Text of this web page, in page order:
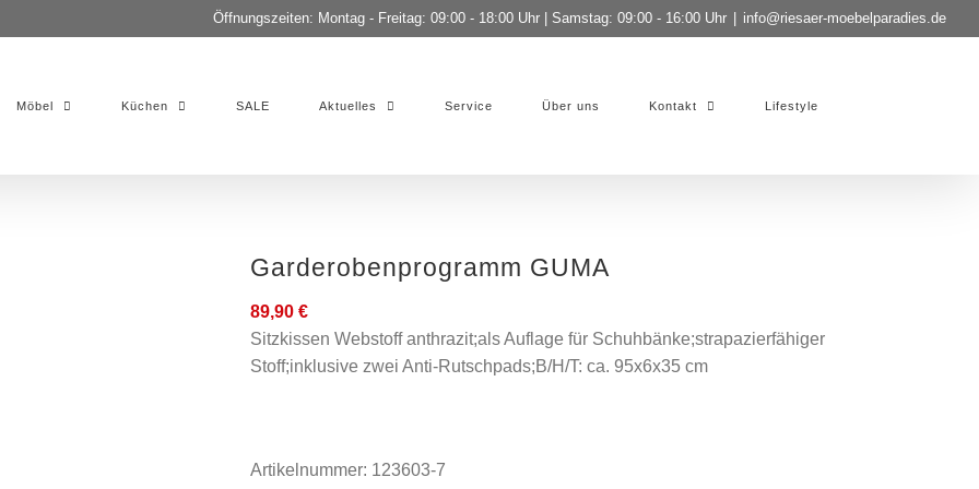
Öffnungszeiten: Montag - Freitag: 09:00 - 18:00 Uhr | Samstag: 09:00 - 16:00 Uhr info@riesaer-moebelparadies.de
Möbel Küchen SALE Aktuelles Service Über uns Kontakt Lifestyle
Garderobenprogramm GUMA
89,90 €
Sitzkissen Webstoff anthrazit;als Auflage für Schuhbänke;strapazierfähiger
Stoff;inklusive zwei Anti-Rutschpads;B/H/T: ca. 95x6x35 cm
Artikelnummer: 123603-7